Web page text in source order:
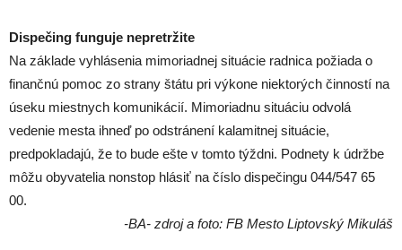
Dispečing funguje nepretržite
Na základe vyhlásenia mimoriadnej situácie radnica požiada o
finančnú pomoc zo strany štátu pri výkone niektorých činností na
úseku miestnych komunikácií. Mimoriadnu situáciu odvolá
vedenie mesta ihneď po odstránení kalamitnej situácie,
predpokladajú, že to bude ešte v tomto týždni. Podnety k údržbe
môžu obyvatelia nonstop hlásiť na číslo dispečingu 044/547 65
00.
-BA- zdroj a foto: FB Mesto Liptovský Mikuláš